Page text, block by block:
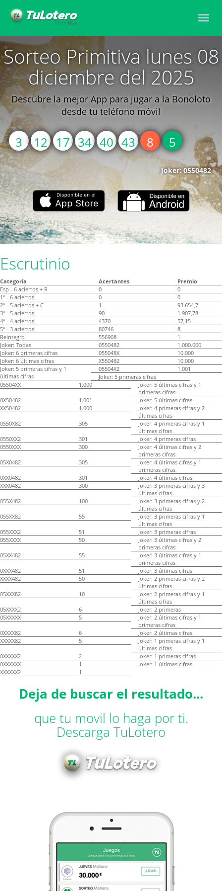
Toggle
Sorteo Primitiva lunes 08
diciembre del 2025
Descubre la mejor App para jugar a la Bonoloto
desde tu teléfono móvil
3 12 17 34 40 43 8 5
Joker: 0550482
Escrutinio
Categoría Acertantes
Premio
Esp - 6 aciertos + R
0
0
1ª - 6 aciertos
0
0
2ª - 5 aciertos + C
1
93.654,7
3ª - 5 aciertos
90
1.907,78
4ª - 4 aciertos
4370
57,15
5ª - 3 aciertos
80746
8
Reintegro
556908
1
Joker: Todas
0550482
1.000.000
Joker: 6 primeras cifras
055048X
10.000
Joker: 6 últimas cifras
X550482
10.000
Joker: 5 primeras cifras y 1
últimas cifras
05504X2
1.001
Joker: 5 primeras cifras
05504XX
1.000
Joker: 5 últimas cifras y 1
primeras cifras
0X50482
1.001
Joker: 5 últimas cifras
XX50482
1.000
Joker: 4 primeras cifras y 2
últimas cifras
0550X82
305
Joker: 4 primeras cifras y 1
últimas cifras
0550XX2
301
Joker: 4 primeras cifras
0550XXX
300
Joker: 4 últimas cifras y 2
primeras cifras
05X0482
305
Joker: 4 últimas cifras y 1
primeras cifras
0XX0482
301
Joker: 4 últimas cifras
XXX0482
300
Joker: 3 primeras cifras y 3
últimas cifras
055X482
100
Joker: 3 primeras cifras y 2
últimas cifras
055XX82
55
Joker: 3 primeras cifras y 1
últimas cifras
055XXX2
51
Joker: 3 primeras cifras
055XXXX
50
Joker: 3 últimas cifras y 2
primeras cifras
05XX482
55
Joker: 3 últimas cifras y 1
primeras cifras
0XXX482
51
Joker: 3 últimas cifras
XXXX482
50
Joker: 2 primeras cifras y 2
últimas cifras
05XXX82
10
Joker: 2 primeras cifras y 1
últimas cifras
05XXXX2
6
Joker: 2 primeras
05XXXXX
5
Joker: 2 últimas cifras y 1
primeras cifras
0XXXX82
6
Joker: 2 últimas cifras
XXXXX82
5
Joker: 1 primeras cifras y 1
últimas cifras
0XXXXX2
2
Joker: 1 primeras cifras
0XXXXXX
1
Joker: 1 últimas cifras
XXXXXX2
1
Deja de buscar el resultado...
que tu movil lo haga por ti.
Descarga TuLotero